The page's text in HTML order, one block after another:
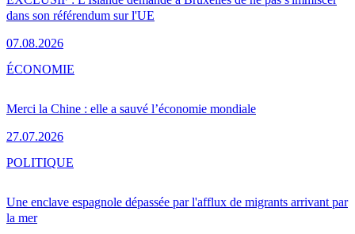
dans son référendum sur l'UE
07.08.2026
Merci la Chine : elle a sauvé l’économie mondiale
27.07.2026
ÉCONOMIE
Une enclave espagnole dépassée par l'afflux de migrants arrivant par
la mer
POLITIQUE